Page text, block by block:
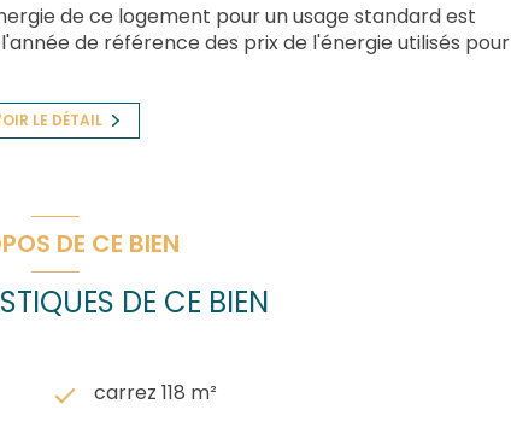
de ce logement pour un usage standard est
de référence des prix de l'énergie utilisés pour
LE DÉTAIL
DE CE BIEN
DE CE BIEN
carrez 118 m²